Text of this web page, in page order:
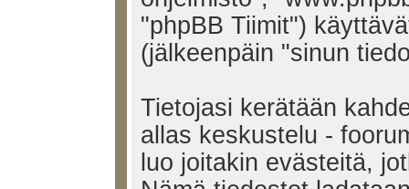
"phpBB Tiimit")
(jälkeenpäin "sinun
Tietojasi kerätään
allas keskustelu -
luo joitakin evästeitä,